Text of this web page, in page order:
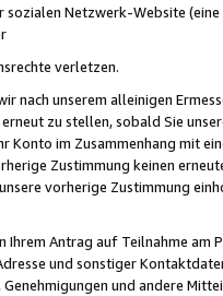
Netzwerk-Website
verletzen.
nach unserem alleinigen
zu stellen, sobald Sie
Konto im Zusammenhang mit
Zustimmung keinen
vorherige Zustimmung
Ihrem Antrag auf Teilnahme
und sonstiger
und andere